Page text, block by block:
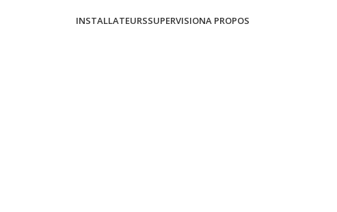
INSTALLATEURSSUPERVISIONA PROPOS